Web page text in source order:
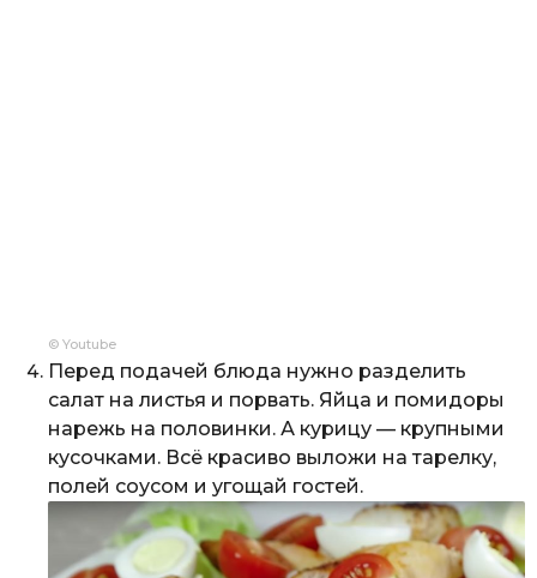
© Youtube
Перед подачей блюда нужно разделить
салат на листья и порвать. Яйца и помидоры
нарежь на половинки. А курицу — крупными
кусочками. Всё красиво выложи на тарелку,
полей соусом и угощай гостей.